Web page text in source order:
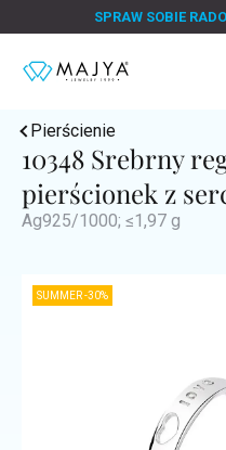
do
SPRAW SOBIE
Pierścienie
10348 Srebrny
pierścionek z
Ag925/1000; ≤1,97 g
SUMMER -30%